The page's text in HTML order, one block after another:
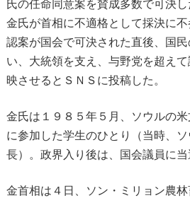
氏の任命同意案を賛成多数で可決し
金氏が首相に不適格として採決に
認案が国会で可決された直後、国
い、大統領を支え、与野党を超え
映させるとＳＮＳに投稿した。
金氏は１９８５年５月、ソウルの
に参加した学生のひとり（当時、
長）。政界入り後は、国会議員に当
金首相は４日、ソン・ミリョン農